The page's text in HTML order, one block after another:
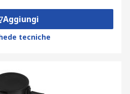
Aggiungi
tecniche